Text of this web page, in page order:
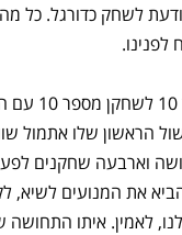
לשחק כדורגל. כל
לפנינו.
וארבעה שחקנים
את המנועים לשיא,
לאמין. איתו התחושה